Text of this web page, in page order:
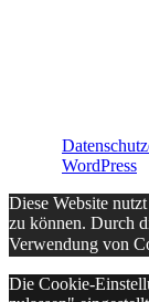
WordPress
Diese Website
zu können. Durch
Verwendung von
Die Cookie-